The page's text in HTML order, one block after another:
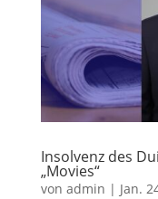
Insolvenz des
„Movies“
von admin | Jan.